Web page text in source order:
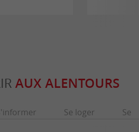
AUX ALENTOURS
Se loger Se